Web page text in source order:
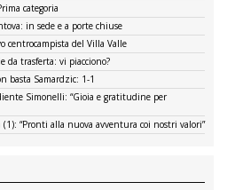
categoria
in sede e a porte chiuse
centrocampista del Villa Valle
da trasferta: vi piacciono?
basta Samardzic: 1-1
Simonelli: “Gioia e gratitudine per
(1): “Pronti alla nuova avventura coi nostri valori”